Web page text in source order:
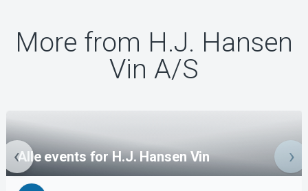
More from H.J. Hansen
Vin A/S
Alle events for H.J. Hansen Vin